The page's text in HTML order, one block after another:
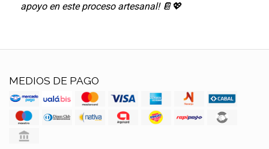
apoyo en este proceso artesanal! 📔💖
MEDIOS DE PAGO